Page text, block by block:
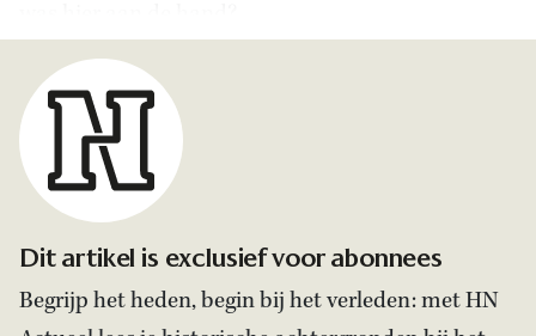
Dit artikel is exclusief voor abonnees
Begrijp het heden, begin bij het verleden: met HN